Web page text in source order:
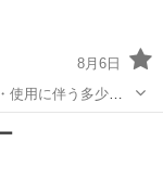
8月6日
詳細は現地でご確
います ※中古品...